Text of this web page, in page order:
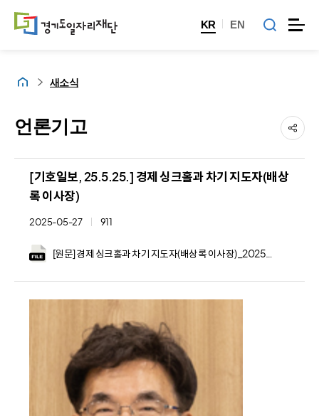
KR EN
홈 새소식
언론기고
[기호일보, 25.5.25.] 경제 싱크홀과 차기 지도자(배상
록 이사장)
2025-05-27 911